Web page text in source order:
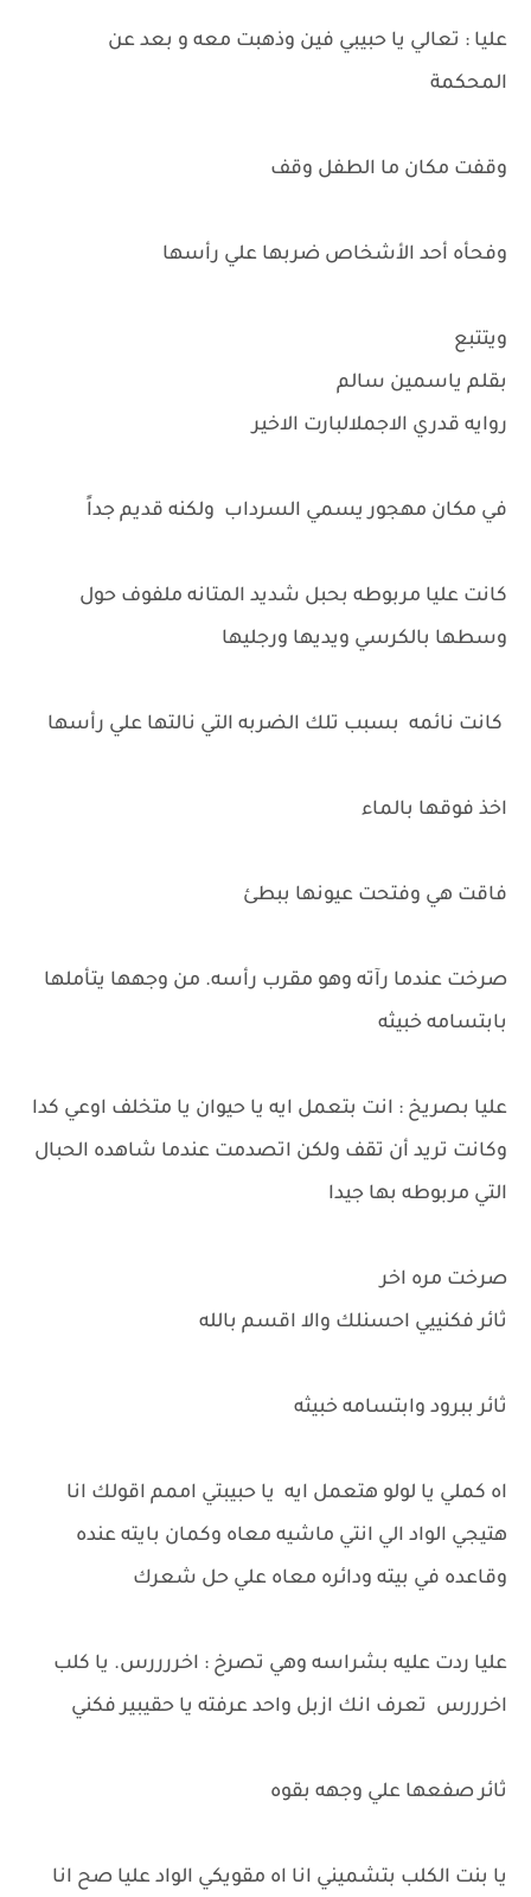
عليا : تعالي يا حبيبي فين وذهبت معه و بعد عن
المحكمة
وقفت مكان ما الطفل وقف
وفحأه أحد الأشخاص ضربها علي رأسها
ويتتبع
بقلم ياسمين سالم
روايه قدري الاجملالبارت الاخير
في مكان مهجور يسمي السرداب ولكنه قديم جداً
كانت عليا مربوطه بحبل شديد المتانه ملفوف حول
وسطها بالكرسي ويديها ورجليها
كانت نائمه بسبب تلك الضربه التي نالتها علي رأسها
اخذ فوقها بالماء
فاقت هي وفتحت عيونها ببطئ
صرخت عندما رآته وهو مقرب رأسه. من وجهها يتأملها
بابتسامه خبيثه
عليا بصريخ : انت بتعمل ايه يا حيوان يا متخلف اوعي كدا
وكانت تريد أن تقف ولكن اتصدمت عندما شاهده الحبال
التي مربوطه بها جيدا
صرخت مره اخر
ثائر فكنييي احسنلك والا اقسم بالله
ثائر ببرود وابتسامه خبيثه
اه كملي يا لولو هتعمل ايه يا حبيبتي اممم اقولك انا
هتيجي الواد الي انتي ماشيه معاه وكمان بايته عنده
وقاعده في بيته ودائره معاه علي حل شعرك
عليا ردت عليه بشراسه وهي تصرخ : اخررررس. يا كلب
اخرررس تعرف انك ازبل واحد عرفته يا حقيبير فكني
ثائر صفعها علي وجهه بقوه
يا بنت الكلب بتشميني انا اه مقويكي الواد عليا صح انا